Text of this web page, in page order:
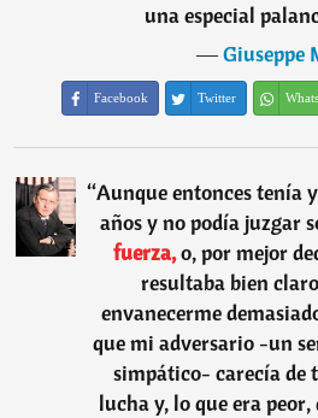
una especial
―Giuseppe
Facebook Twitter
“Aunque entonces tenía
años y no podía juzgar
fuerza,o, por mejor
resultaba bien
envanecerme
que mi adversario -un
simpático- carecía de
lucha y, lo que era peor,